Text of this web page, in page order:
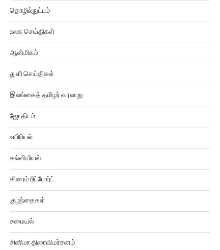
தொழில்நுட்பம்
உலக செய்திகள்
ஆன்மிகம்
துளி செய்திகள்
இலங்கைத் தமிழர் வரலாறு
ஜோதிடம்
உயிரியல்
கல்வியியல்
கிரைம் ரிப்போர்ட்
குழந்தைகள்
சமையல்
சினிமா திரைவிமர்சனம்